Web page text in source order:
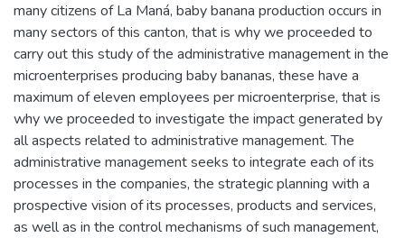
many citizens of La Maná, baby banana production occurs in
many sectors of this canton, that is why we proceeded to
carry out this study of the administrative management in the
microenterprises producing baby bananas, these have a
maximum of eleven employees per microenterprise, that is
why we proceeded to investigate the impact generated by
all aspects related to administrative management. The
administrative management seeks to integrate each of its
processes in the companies, the strategic planning with a
prospective vision of its processes, products and services,
as well as in the control mechanisms of such management,